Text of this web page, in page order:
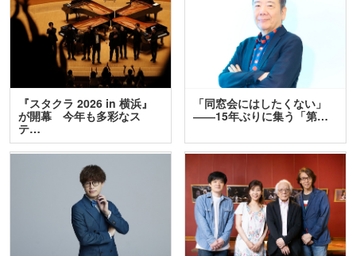
『スタクラ 2026 in 横浜』
が開幕 今年も多彩なス
テ…
「同窓会にはしたくない」
――15年ぶりに集う「第…